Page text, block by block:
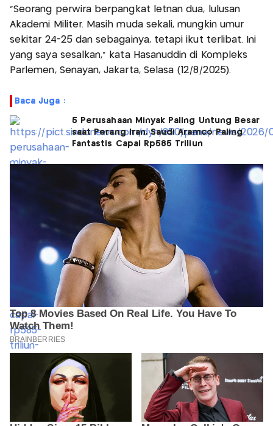
"Seorang perwira berpangkat letnan dua, lulusan
Akademi Militer. Masih muda sekali, mungkin umur
sekitar 24-25 dan sebagainya, tetapi ikut terlibat. Ini
yang saya sesalkan," kata Hasanuddin di Kompleks
Parlemen, Senayan, Jakarta, Selasa (12/8/2025).
Baca Juga :
5 Perusahaan Minyak Paling Untung Besar
saat Perang Iran, Saudi Aramco Paling
Fantastis Capai Rp585 Triliun